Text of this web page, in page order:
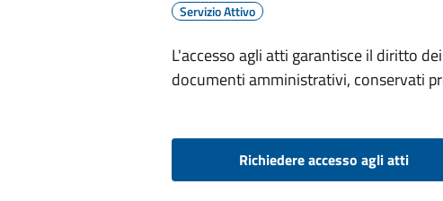
Servizio Attivo
L'accesso agli atti garantisce il diritto
documenti amministrativi, conservati
Richiedere accesso agli atti